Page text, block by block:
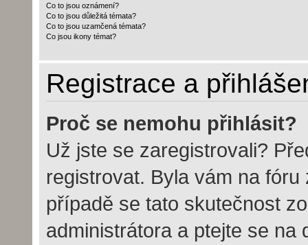
Co to jsou oznámení?
Co to jsou důležitá témata?
Co to jsou uzamčená témata?
Co jsou ikony témat?
Registrace a
Proč se nemohu přihlásit?
Už jste se zaregistrovali?
registrovat. Byla vám na
případě se tato skutečnost
administrátora a ptejte se na